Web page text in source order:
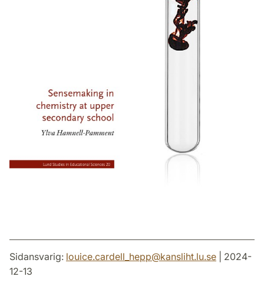
Sidansvarig: louice.cardell_hepp@kansliht.lu.se | 2024-
12-13